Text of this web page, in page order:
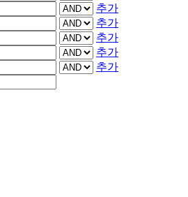
추가
추가
추가
추가
추가